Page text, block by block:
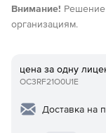
Внимание! Решение
организациям.
цена за одну
OC3RF21О0U1E
Доставка на